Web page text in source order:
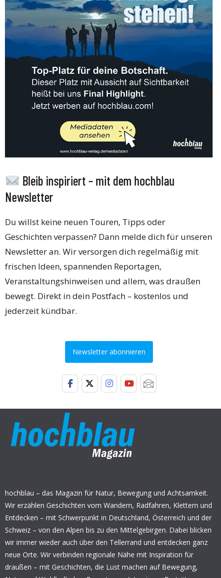
Bleib inspiriert – mit dem hochblau
Newsletter
Du willst keine neuen Touren, Tipps oder
Geschichten verpassen? Dann melde dich für unseren
Newsletter an. Wir versorgen dich regelmäßig mit
frischen Ideen, spannenden Reportagen,
Veranstaltungshinweisen und allem, was draußen
bewegt. Direkt in dein Postfach – kostenlos und
jederzeit kündbar.
Newsletter abonnieren
hochblau – das Magazin für Natur, Bewegung und Achtsamkeit.
Wir erzählen Geschichten vom Wandern, Radfahren, Klettern und
Entdecken – mit Schwerpunkt in Deutschland, Österreich und der
Schweiz – von den Alpen bis zu den Mittelgebirgen. Dabei blicken
wir immer wieder auch über den Tellerrand und entdecken ganz
neue Orte. Wir verbinden regionale Nähe mit Inspiration für
draußen – mit Geschichten, die Lust machen auf Bewegung,